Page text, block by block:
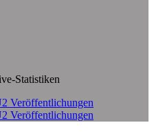
Statistiken
Veröffentlichungen
Veröffentlichungen